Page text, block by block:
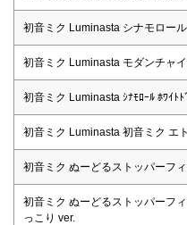
初音ミク Luminasta シナモロール
初音ミク Luminasta モダンチャ
初音ミク Luminasta ｼﾅﾓﾛｰﾙ ﾎﾜｲﾄﾄ
初音ミク Luminasta 初音ミク エ
初音ミク ぬーどるストッパーフ
初音ミク ぬーどるストッパーフ
っこり ver.